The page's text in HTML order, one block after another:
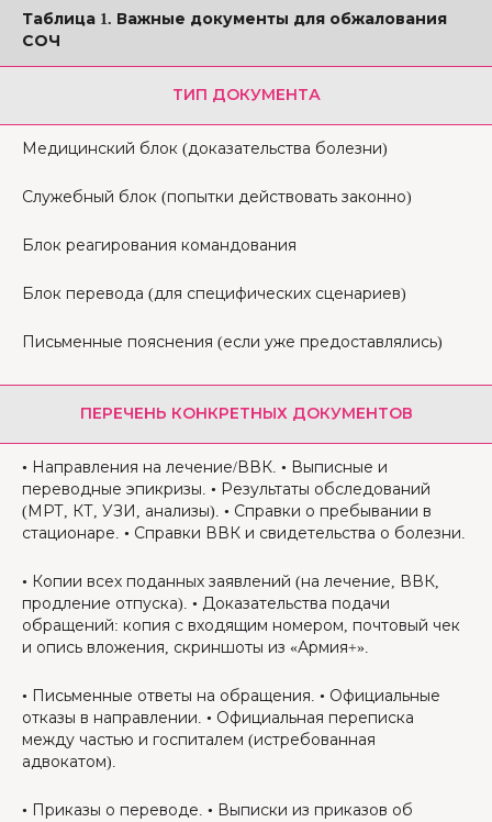
Таблица 1. Важные документы для обжалования
СОЧ
ТИП ДОКУМЕНТА
Медицинский блок (доказательства болезни)
Служебный блок (попытки действовать законно)
Блок реагирования командования
Блок перевода (для специфических сценариев)
Письменные пояснения (если уже предоставлялись)
ПЕРЕЧЕНЬ КОНКРЕТНЫХ ДОКУМЕНТОВ
• Направления на лечение/ВВК. • Выписные и
переводные эпикризы. • Результаты обследований
(МРТ, КТ, УЗИ, анализы). • Справки о пребывании в
стационаре. • Справки ВВК и свидетельства о болезни.
• Копии всех поданных заявлений (на лечение, ВВК,
продление отпуска). • Доказательства подачи
обращений: копия с входящим номером, почтовый чек
и опись вложения, скриншоты из «Армия+».
• Письменные ответы на обращения. • Официальные
отказы в направлении. • Официальная переписка
между частью и госпиталем (истребованная
адвокатом).
• Приказы о переводе. • Выписки из приказов об